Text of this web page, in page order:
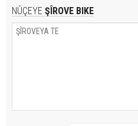
NÛÇEYE ŞÎROVE BIKE